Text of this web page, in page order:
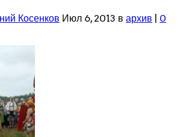
Косенков Июл 6, 2013 в архив
0